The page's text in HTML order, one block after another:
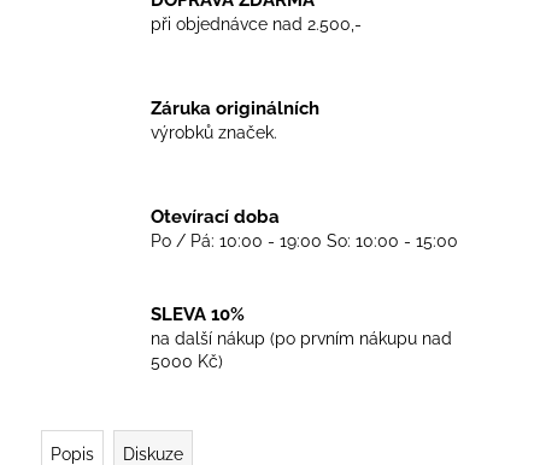
při objednávce nad 2.500,-
Záruka originálních
výrobků značek.
Otevírací doba
Po / Pá: 10:00 - 19:00 So: 10:00 - 15:00
SLEVA 10%
na další nákup (po prvním nákupu nad
5000 Kč)
Popis Diskuze